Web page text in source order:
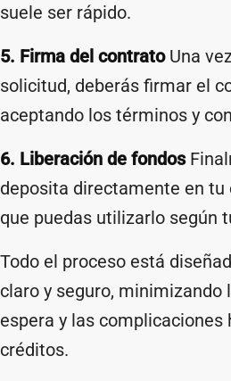
suele ser rápido.
5. Firma del contratoUna
solicitud, deberás firmar el
aceptando los términos y
6. Liberación de fondos
deposita directamente en tu
que puedas utilizarlo según
Todo el proceso está
claro y seguro, minimizando
espera y las
créditos.